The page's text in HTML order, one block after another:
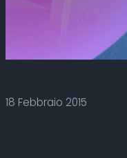
18 Febbraio 2015